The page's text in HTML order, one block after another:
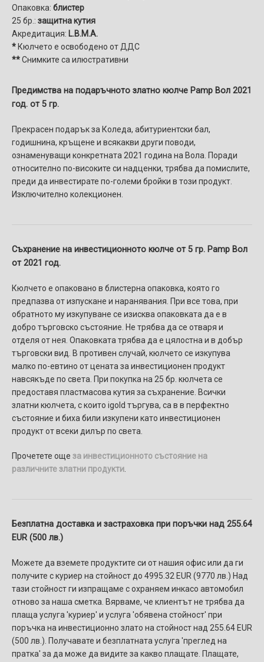
Опаковка: блистер
25 бр.: защитна кутия
Акредитация: L.B.M.A.
*Кюлчето е освободено от ДДС
**Снимките са илюстративни
Предимства на подаръчното златно кюлче Pamp Вол 2021
год. от 5 гр.
Прекрасен подарък за Коледа, абитуриентски бал,
годишнина, кръщене и всякакви други поводи,
ознаменуващи конкретната 2021 година на Вола. Поради
относително по-високите си надценки, трябва да помислите,
преди да инвестирате по-големи бройки в този продукт.
Изключително колекционен.
Съхранение на инвестиционното кюлче от 5 гр. Pamp Вол
от 2021 год.
Кюлчето е опаковано в блистерна опаковка, която го
предпазва от изпускане и наранявания. При все това, при
обратното му изкупуване се изисква опаковката да е в
добро търговско състояние. Не трябва да се отваря и
отделя от нея. Опаковката трябва да е цялостна и в добър
търговски вид. В противен случай, кюлчето се изкупува
малко по-евтино от цената за инвестиционен продукт
навсякъде по света. При покупка на 25 бр. кюлчета се
предоставя пластмасова кутия за съхранение. Всички
златни кюлчета, с които igold търгува, са в в перфектно
състояние и биха били изкупени като инвестиционен
продукт от всеки дилър по света.
Прочетете още за инвестиционното състояние на
различните златни продукти
Безплатна доставка и застраховка при поръчки над 255.64
EUR (500 лв.)
Можете да вземете продуктите си от нашия офис или да ги
получите с куриер на стойност до 4995.32 EUR (9770 лв.) Над
тази стойност ги изпращаме с охраняем инкасо автомобил
отново за наша сметка. Вярваме, че клиентът не трябва да
плаща услуга 'куриер' и услуга 'обявена стойност' при
поръчка на инвестиционно злато на стойност над 255.64 EUR
(500 лв.). Получавате и безплатната услуга 'преглед на
пратка' за да може да видите за какво плащате. Плащате,